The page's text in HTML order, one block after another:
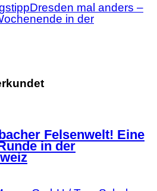
Dresden mal anders –
in der
Felsenwelt! Eine
in der